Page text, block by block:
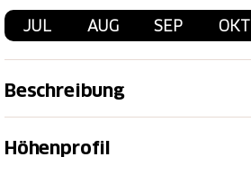
JUL AUG SEP OKT
Beschreibung
Höhenprofil